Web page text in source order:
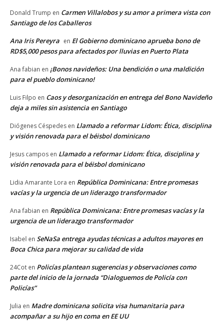
Donald Trump en Carmen Villalobos y su amor a primera vista con
Santiago de los Caballeros
Ana Iris Pereyra en El Gobierno dominicano aprueba bono de
RD$5,000 pesos para afectados por lluvias en Puerto Plata
Ana fabian en ¡Bonos navideños: Una bendición o una maldición
para el pueblo dominicano!
Luis Filpo en Caos y desorganización en entrega del Bono Navideño
deja a miles sin asistencia en Santiago
Diógenes Céspedes en Llamado a reformar Lidom: Ética, disciplina
y visión renovada para el béisbol dominicano
Jesus campos en Llamado a reformar Lidom: Ética, disciplina y
visión renovada para el béisbol dominicano
Lidia Amarante Lora en República Dominicana: Entre promesas
vacías y la urgencia de un liderazgo transformador
Ana fabian en República Dominicana: Entre promesas vacías y la
urgencia de un liderazgo transformador
Isabel en SeNaSa entrega ayudas técnicas a adultos mayores en
Boca Chica para mejorar su calidad de vida
24Cot en Policías plantean sugerencias y observaciones como
parte del inicio de la jornada “Dialoguemos de Policía con
Policías”
Julia en Madre dominicana solicita visa humanitaria para
acompañar a su hijo en coma en EE UU